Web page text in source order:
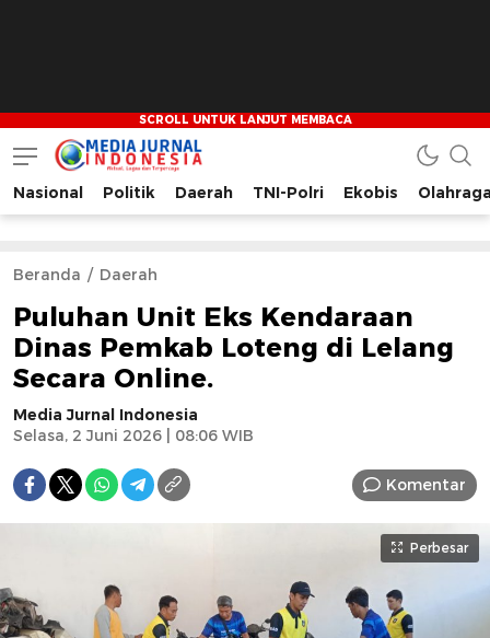
Media Jurnal Indonesia
Bersama Membangun Indonesia
Nasional Politik Daerah TNI-Polri Ekobis
Beranda Daerah
Puluhan Unit Eks Kendaraan
Dinas Pemkab Loteng di Lelang
Secara Online.
Media Jurnal Indonesia
Selasa, 2 Juni 2026 | 08:06 WIB
Komentar
Perbesar